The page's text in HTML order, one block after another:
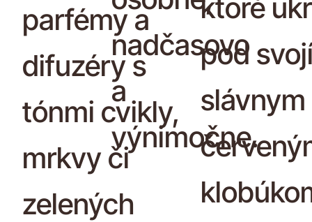
parfémy a
difuzéry s
tónmi cvikly,
mrkvy či
zelených
nadčasovo
a
výnimočne.
ktoré
pod
slávnym